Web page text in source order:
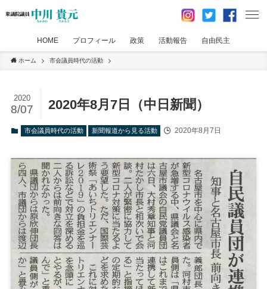
HOME プロフィール 政策 活動報告 自由民主
ホーム 市会議員時代の活動
2020年8月7日（中日新聞）
2020
8/07
市会議員時代の活動 新聞報道から見る活動 2020年8月7日